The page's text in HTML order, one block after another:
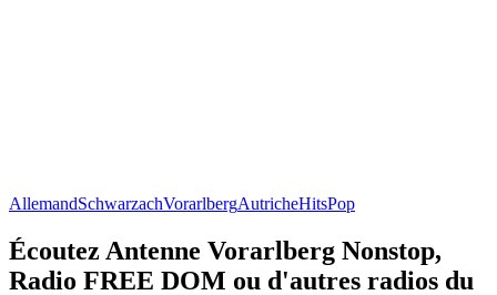
AllemandSchwarzachVorarlbergAutricheHitsPop
Écoutez Antenne Vorarlberg Nonstop,
Radio FREE DOM ou d'autres radios du